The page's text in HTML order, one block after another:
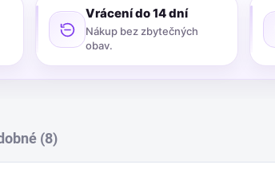
Vrácení do 14 dní
Nákup bez zbytečných
obav.
(8)